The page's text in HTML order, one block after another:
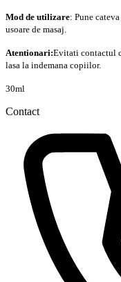
Mod de utilizare: Pune
usoare de masaj.
Atentionari:Evitati contactul
lasa la indemana copiilor.
30ml
Contact